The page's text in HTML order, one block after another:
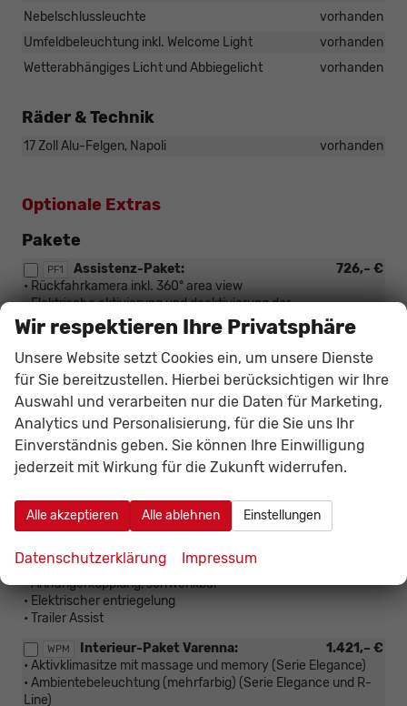
Nebelschlussleuchte
vorhanden
Umfeldbeleuchtung inkl. Welcome Light
vorhanden
Wetterabhängiges Licht und Abbiegelicht
vorhanden
Räder & Technik
17 Zoll Alu-Felgen, Napoli vorhanden
Optionale Extras
Pakete
PF1 726,– €
Assistenz-Paket:
• Rückfahrkamera inkl. 360° area view
• Elektrische aktivierung und deaktivierung der
kindersicherung an den hunteren türen vom fahrersitz aus
• Travel Assist inkl. Lane Assist, Stau-Assistent und
Emergency Essist
PGW 737,– €
Akustik-Paket:
• Schallgedämmte seiten- und heckscheiben inkl. getönter
heckscheiben mit 65% lichtabsorption
• Zusätzliche geräuschdämmung der kabine
PW8 1.614,– €
Winter-Paket Premium:
• Vordersitze und außensitze auf der rückbank mit
regulierbarer heizung
• Windschutzscheibe beheizbar und infrarotreflektierend
WAG
Anhänger-Paket:
• Anhängerkupplung, schwenkbar
• Elektrischer entriegelung
• Trailer Assist
WPM 1.421,– €
Interieur-Paket Varenna:
• Aktivklimasitze mit massage und memory (Serie Elegance)
• Ambientebeleuchtung (mehrfarbig) (Serie Elegance und R-
Line)
Wir respektieren Ihre Privatsphäre
Unsere Website setzt Cookies ein, um unsere Dienste
für Sie bereitzustellen. Hierbei berücksichtigen wir Ihre
Auswahl und verarbeiten nur die Daten für Marketing,
Analytics und Personalisierung, für die Sie uns Ihr
Einverständnis geben. Sie können Ihre Einwilligung
jederzeit mit Wirkung für die Zukunft widerrufen.
Alle akzeptieren Alle ablehnen Einstellungen
Datenschutzerklärung Impressum